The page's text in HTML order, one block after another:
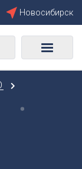
Сбросить
Новосибирск